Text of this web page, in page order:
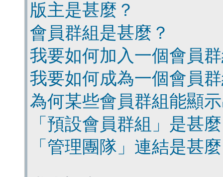
版主是甚麼？
會員群組是甚麼？
我要如何加入一個會員
我要如何成為一個會員
為何某些會員群組能顯
「預設會員群組」是甚
「管理團隊」連結是甚